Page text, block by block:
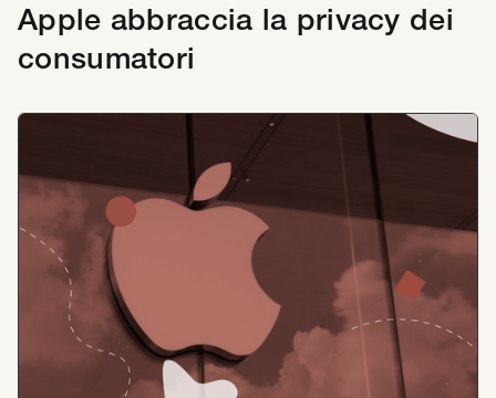
Apple abbraccia la privacy dei
consumatori